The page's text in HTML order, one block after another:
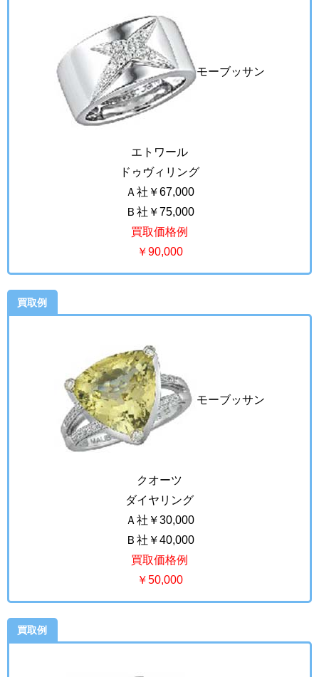
モーブッサン
エトワール
ドゥヴィリング
Ａ社￥67,000
Ｂ社￥75,000
買取価格例
￥90,000
買取例
モーブッサン
クオーツ
ダイヤリング
Ａ社￥30,000
Ｂ社￥40,000
買取価格例
￥50,000
買取例